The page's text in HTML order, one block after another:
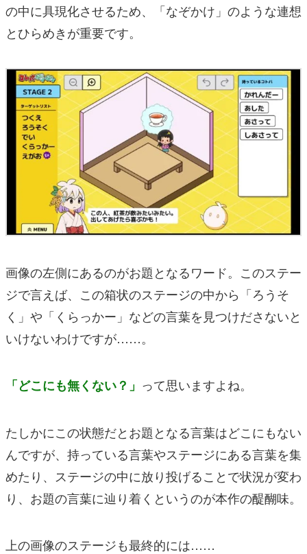
の中に具現化させるため、「なぞかけ」のような連想
とひらめきが重要です。
画像の左側にあるのがお題となるワード。このステー
ジで言えば、この箱状のステージの中から 「ろうそ
く」や「くらっかー」などの言葉を見つけださないと
いけないわけですが……。
「どこにも無くない？」 って思いますよね。
たしかにこの状態だとお題となる言葉はどこにもない
んですが、持っている言葉やステージにある言葉を集
めたり、ステージの中に放り投げることで状況が変わ
り、お題の言葉に辿り着くというのが本作の醍醐味。
上の画像のステージも最終的には……